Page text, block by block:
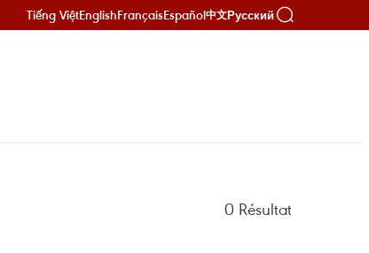
Tiếng ViệtEnglishFrançaisEspañol中文Русский
0 Résultat